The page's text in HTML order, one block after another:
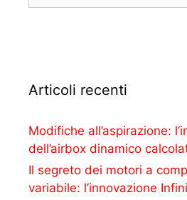
Articoli recenti
Modifiche all’aspirazione:
dell’airbox dinamico
Il segreto dei motori a
variabile: l’innovazione